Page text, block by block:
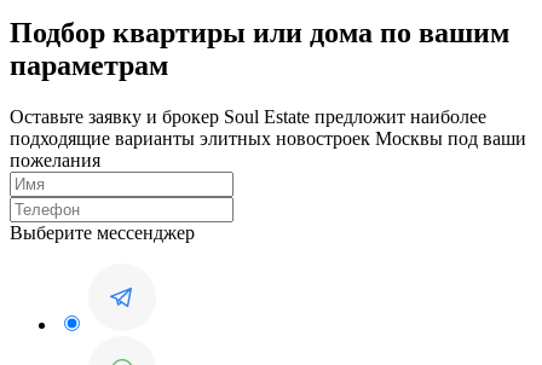
Подбор квартиры или дома по вашим
параметрам
Оставьте заявку и брокер Soul Estate предложит наиболее
подходящие варианты элитных новостроек Москвы под ваши
пожелания
Выберите мессенджер